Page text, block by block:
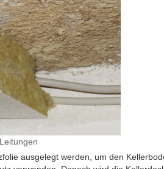
ausgelegt werden, um den